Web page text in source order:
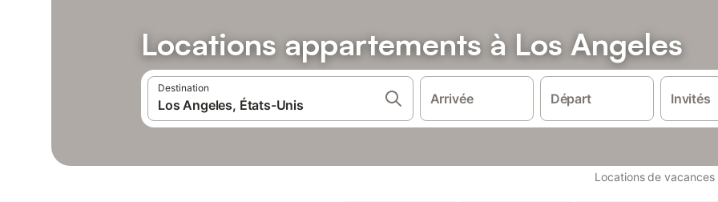
Locations appartements à Los Angeles
Destination
Arrivée Départ Invités
Locations de vacances